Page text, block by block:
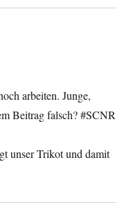
arbeiten. Junge,
Beitrag falsch? #SCNR
unser Trikot und damit